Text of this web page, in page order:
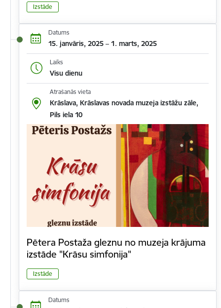
Izstāde
Datums
15. janvāris, 2025 – 1. marts, 2025
Laiks
Visu dienu
Atrašanās vieta
Krāslava, Krāslavas novada muzeja izstāžu zāle,
Pils iela 10
Pētera Postaža gleznu no muzeja krājuma
izstāde "Krāsu simfonija"
Izstāde
Datums